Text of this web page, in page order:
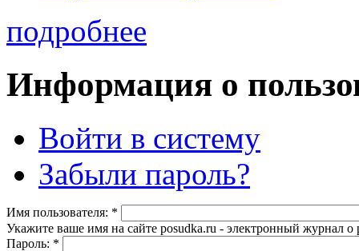
подробнее
Информация о
Войти в систему
Забыли пароль?
Имя пользователя: *
Укажите ваше имя на сайте posudka.ru - электронный журнал
Пароль: *